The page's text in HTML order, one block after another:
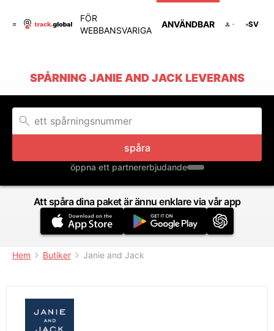
FÖR
WEBBANSVARIGA
ANVÄNDBAR SV
SPÅRNING JANIE AND JACK LEVERANS
spåra
öppna ett partnererbjudande
Att spåra dina paket är ännu enklare via vår app
Hem Butiker Janie and Jack